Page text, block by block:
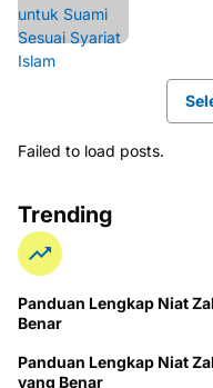
Failed to load posts.
Trending
Panduan Lengkap Niat
Benar
Panduan Lengkap Niat
yang Benar